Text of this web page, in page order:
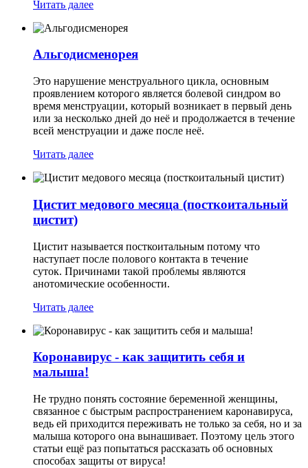
Читать далее
Альгодисменорея
Это нарушение менструального цикла, основным
проявлением которого является болевой синдром во
время менструации, который возникает в первый день
или за несколько дней до неё и продолжается в течение
всей менструации и даже после неё.
Читать далее
Цистит медового месяца (посткоитальный
цистит)
Цистит называется посткоитальным потому что
наступает после полового контакта в течение
суток. Причинами такой проблемы являются
анотомические особенности.
Читать далее
Коронавирус - как защитить себя и
малыша!
Не трудно понять состояние беременной женщины,
связанное с быстрым распространением каронавируса,
ведь ей приходится переживать не только за себя, но и за
малыша которого она вынашивает. Поэтому цель этого
статьи ещё раз попытаться рассказать об основных
способах защиты от вируса!